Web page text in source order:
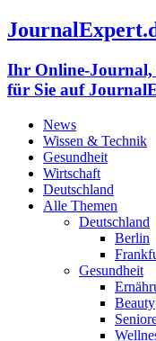
Ihr Online-Journal,
für Sie auf
News
Wissen & Technik
Gesundheit
Wirtschaft
Deutschland
Alle Themen
Deutschland
Berlin
Gesundheit
Beauty